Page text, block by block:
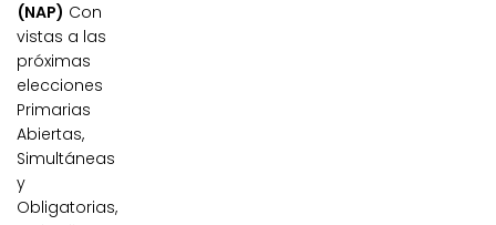
(NAP) Con
vistas a las
próximas
elecciones
Primarias
Abiertas,
Simultáneas
y
Obligatorias,